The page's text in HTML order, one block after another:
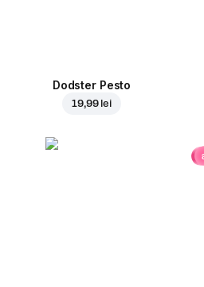
Dodster Pesto
19,99 lei